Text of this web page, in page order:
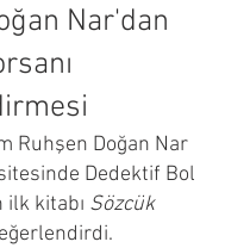
Nar'dan
Ruhşen Doğan Nar
Dedektif Bol
kitabı Sözcük